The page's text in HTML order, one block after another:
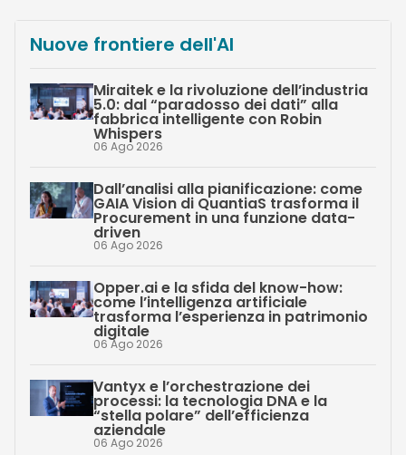
Nuove frontiere dell'AI
Miraitek e la rivoluzione dell’industria
5.0: dal “paradosso dei dati” alla
fabbrica intelligente con Robin
Whispers
06 Ago 2026
Dall’analisi alla pianificazione: come
GAIA Vision di QuantiaS trasforma il
Procurement in una funzione data-
driven
06 Ago 2026
Opper.ai e la sfida del know-how:
come l’intelligenza artificiale
trasforma l’esperienza in patrimonio
digitale
06 Ago 2026
Vantyx e l’orchestrazione dei
processi: la tecnologia DNA e la
“stella polare” dell’efficienza
aziendale
06 Ago 2026